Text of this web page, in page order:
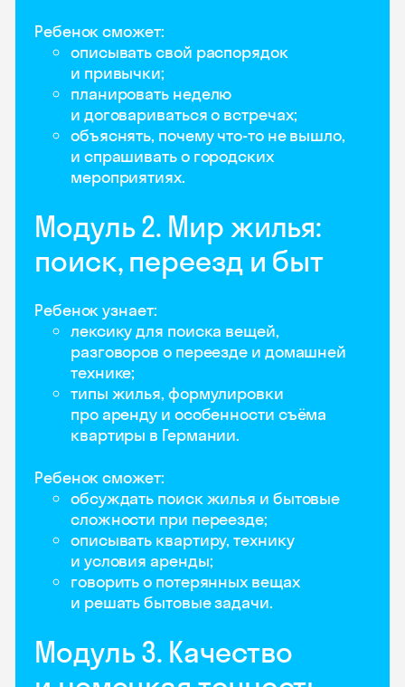
Ребенок сможет:
описывать свой распорядок
и привычки;
планировать неделю
и договариваться о встречах;
объяснять, почему что-то не вышло,
и спрашивать о городских
мероприятиях.
Модуль 2. Мир жилья:
поиск, переезд и быт
Ребенок узнает:
лексику для поиска вещей,
разговоров о переезде и домашней
технике;
типы жилья, формулировки
про аренду и особенности съёма
квартиры в Германии.
Ребенок сможет:
обсуждать поиск жилья и бытовые
сложности при переезде;
описывать квартиру, технику
и условия аренды;
говорить о потерянных вещах
и решать бытовые задачи.
Модуль 3. Качество